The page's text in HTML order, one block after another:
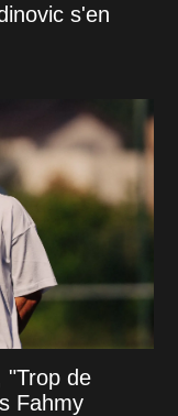
s'en
"Trop de
Fahmy